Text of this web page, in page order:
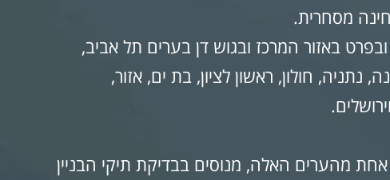
מסחרית.
באזור המרכז ובגוש דן בערים תל אביב,
חולון, ראשון לציון, בת ים, אזור,
אחת מהערים האלה, מנוסים בבדיקת תיקי הבניין